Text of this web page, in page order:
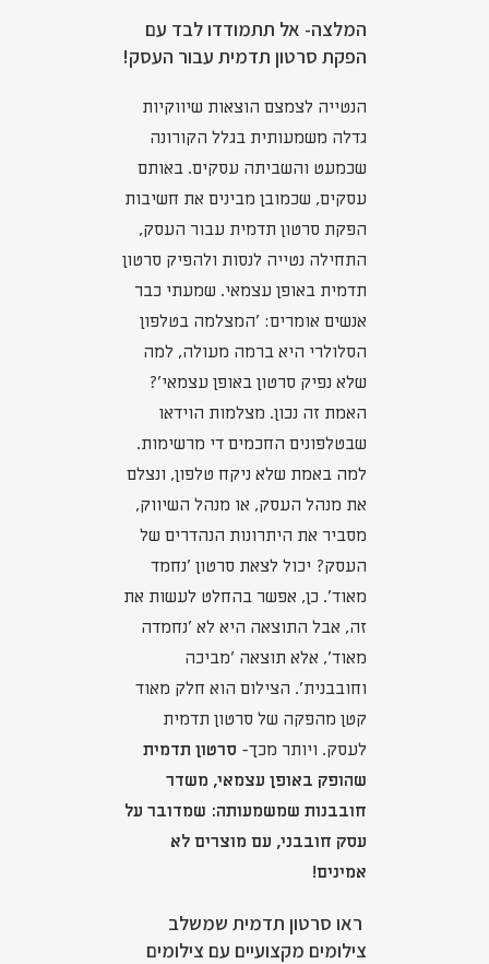
המלצה- אל תתמודדו לבד עם
הפקת סרטון תדמית עבור העסק!
הנטייה לצמצם הוצאות שיווקיות
גדלה משמעותית בגלל הקורונה
שכמעט והשביתה עסקים. באותם
עסקים, שכמובן מבינים את חשיבות
הפקת סרטון תדמית עבור העסק,
התחילה נטייה לנסות ולהפיק סרטון
תדמית באופן עצמאי. שמעתי כבר
אנשים אומרים: 'המצלמה בטלפון
הסלולרי היא ברמה מעולה, למה
שלא נפיק סרטון באופן עצמאי'?
האמת זה נכון. מצלמות הוידאו
שבטלפונים החכמים די מרשימות.
למה באמת שלא ניקח טלפון, ונצלם
את מנהל העסק, או מנהל השיווק,
מסביר את היתרונות הנהדרים של
העסק? יכול לצאת סרטון 'נחמד
מאוד'. כן, אפשר בהחלט לעשות את
זה, אבל התוצאה היא לא 'נחמדה
מאוד', אלא תוצאה 'מביכה
וחובבנית'. הצילום הוא חלק מאוד
קטן מהפקה של סרטון תדמית
לעסק. ויותר מכך- סרטון תדמית
שהופק באופן עצמאי, משדר
חובבנות שמשמעותה: שמדובר על
עסק חובבני, עם מוצרים לא
אמינים!
ראו סרטון תדמית שמשלב
צילומים מקצועיים עם צילומים